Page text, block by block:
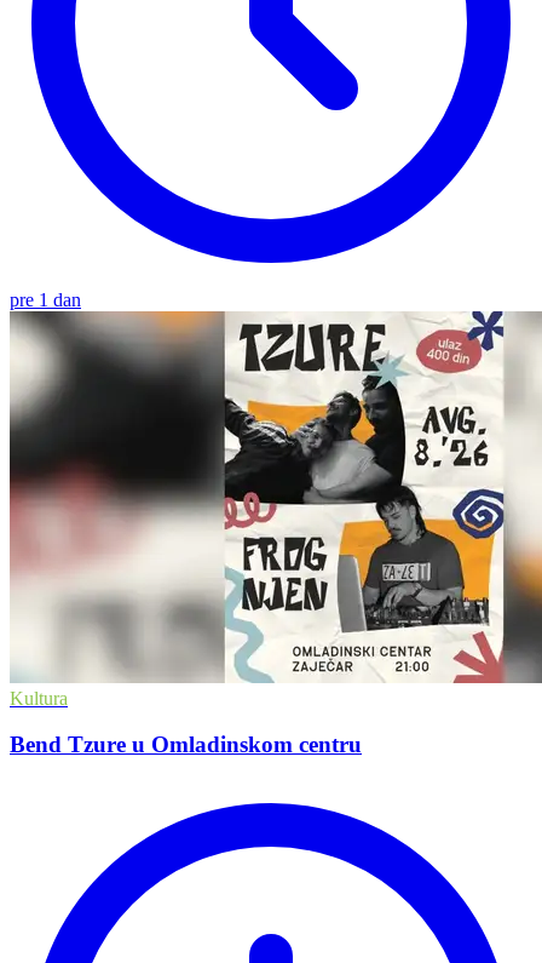
pre 1 dan
Kultura
Bend Tzure u Omladinskom centru